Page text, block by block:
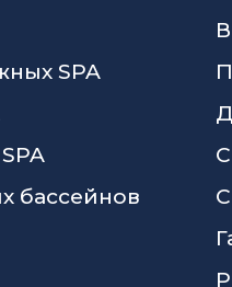
SPA
бассейнов